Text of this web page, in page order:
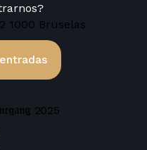
1000 Bruselas
2025